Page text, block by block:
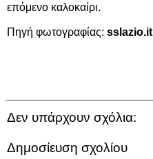
επόμενο καλοκαίρι.
Πηγή φωτογραφίας: sslazio.it
Δεν υπάρχουν σχόλια:
Δημοσίευση σχολίου